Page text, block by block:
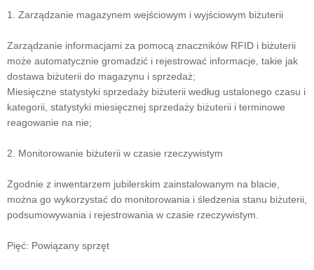
1. Zarządzanie magazynem wejściowym i wyjściowym biżuterii
Zarządzanie informacjami za pomocą znaczników RFID i biżuterii
może automatycznie gromadzić i rejestrować informacje, takie jak
dostawa biżuterii do magazynu i sprzedaż;
Miesięczne statystyki sprzedaży biżuterii według ustalonego czasu i
kategorii, statystyki miesięcznej sprzedaży biżuterii i terminowe
reagowanie na nie;
2. Monitorowanie biżuterii w czasie rzeczywistym
Zgodnie z inwentarzem jubilerskim zainstalowanym na blacie,
można go wykorzystać do monitorowania i śledzenia stanu biżuterii,
podsumowywania i rejestrowania w czasie rzeczywistym.
Pięć: Powiązany sprzęt